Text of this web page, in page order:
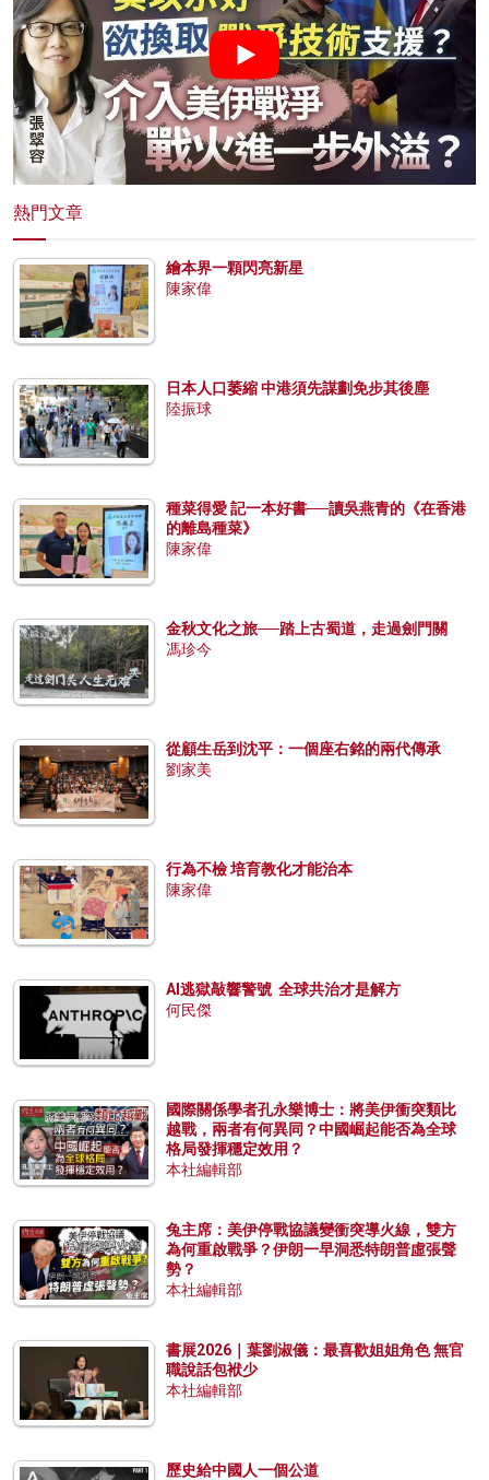
熱門文章
繪本界一顆閃亮新星
陳家偉
日本人口萎縮 中港須先謀劃免步其後塵
陸振球
種菜得愛 記一本好書──讀吳燕青的《在香港
的離島種菜》
陳家偉
金秋文化之旅──踏上古蜀道，走過劍門關
馮珍今
從顧生岳到沈平：一個座右銘的兩代傳承
劉家美
行為不檢 培育教化才能治本
陳家偉
AI逃獄敲響警號 全球共治才是解方
何民傑
國際關係學者孔永樂博士：將美伊衝突類比
越戰，兩者有何異同？中國崛起能否為全球
格局發揮穩定效用？
本社編輯部
兔主席：美伊停戰協議變衝突導火線，雙方
為何重啟戰爭？伊朗一早洞悉特朗普虛張聲
勢？
本社編輯部
書展2026｜葉劉淑儀：最喜歡姐姐角色 無官
職說話包袱少
本社編輯部
歷史給中國人一個公道